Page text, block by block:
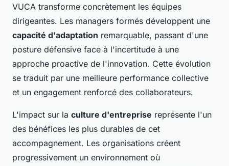
VUCA transforme concrètement les équipes
dirigeantes. Les managers formés développent une
capacité d'adaptation remarquable, passant d'une
posture défensive face à l'incertitude à une
approche proactive de l'innovation. Cette évolution
se traduit par une meilleure performance collective
et un engagement renforcé des collaborateurs.
L'impact sur la culture d'entreprise représente l'un
des bénéfices les plus durables de cet
accompagnement. Les organisations créent
progressivement un environnement où